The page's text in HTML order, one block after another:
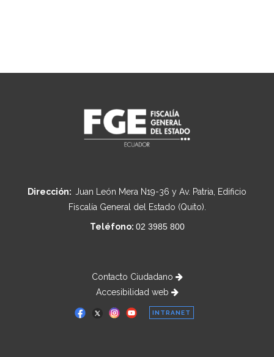
Dirección: Juan León Mera N19-36 y Av. Patria, Edificio
Fiscalía General del Estado (Quito).
Teléfono: 02 3985 800
Contacto Ciudadano
Accesibilidad web
INTRANET